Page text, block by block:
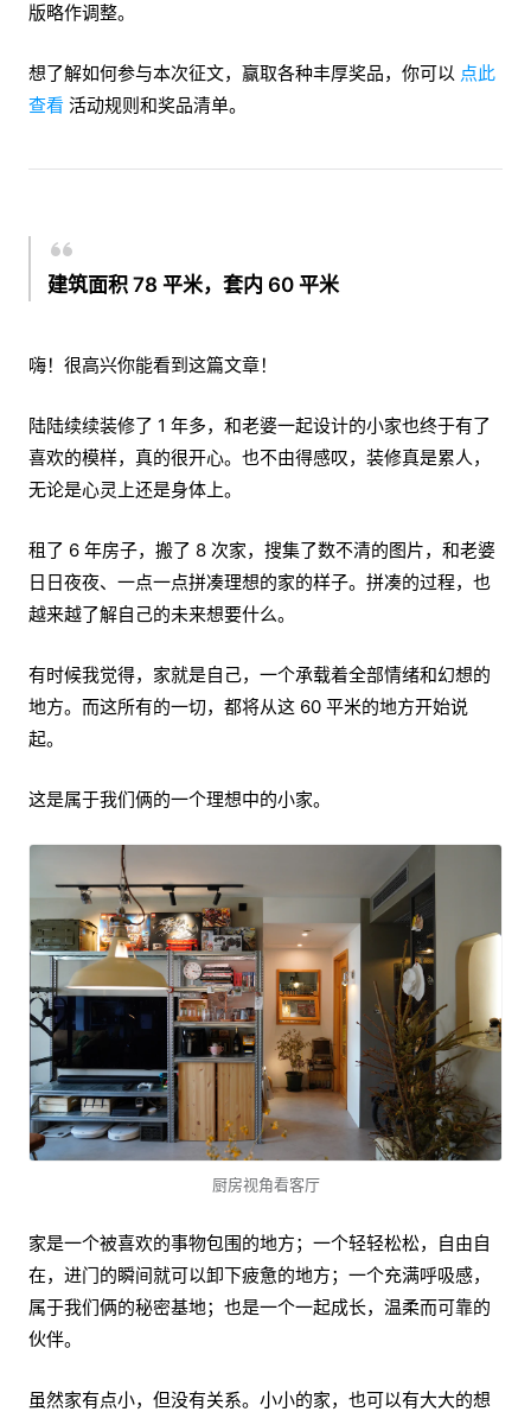
版略作调整。
想了解如何参与本次征文，赢取各种丰厚奖品，你可以 点此
查看 活动规则和奖品清单。
建筑面积 78 平米，套内 60 平米
嗨！很高兴你能看到这篇文章！
陆陆续续装修了 1 年多，和老婆一起设计的小家也终于有了
喜欢的模样，真的很开心。也不由得感叹，装修真是累人，
无论是心灵上还是身体上。
租了 6 年房子，搬了 8 次家，搜集了数不清的图片，和老婆
日日夜夜、一点一点拼凑理想的家的样子。拼凑的过程，也
越来越了解自己的未来想要什么。
有时候我觉得，家就是自己，一个承载着全部情绪和幻想的
地方。而这所有的一切，都将从这 60 平米的地方开始说
起。
这是属于我们俩的一个理想中的小家。
厨房视角看客厅
家是一个被喜欢的事物包围的地方；一个轻轻松松，自由自
在，进门的瞬间就可以卸下疲惫的地方；一个充满呼吸感，
属于我们俩的秘密基地；也是一个一起成长，温柔而可靠的
伙伴。
虽然家有点小，但没有关系。小小的家，也可以有大大的想